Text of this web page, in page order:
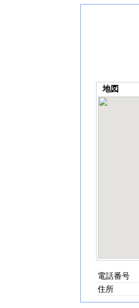
地図
電話番号
住所